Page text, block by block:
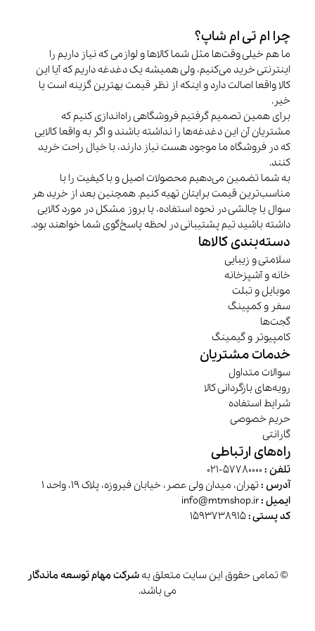
چرا ام تی ام شاپ؟
ما هم خیلی وقت‌ها مثل شما کالاها و لوازمی که نیاز داریم را
اینترنتی خرید می‌کنیم، ولی همیشه یک دغدغه داریم که آیا این
کالا واقعا اصالت دارد و اینکه از نظر قیمت بهترین گزینه است یا
خیر.
برای همین تصمیم گرفتیم فروشگاهی راه‌اندازی کنیم که
مشتریان آن این دغدغه‌ها را نداشته باشند و اگر به واقعا کالایی
که در فروشگاه ما موجود هست نیاز دارند، با خیال راحت خرید
کنند.
به شما تضمین می‌دهیم محصولات اصیل و با کیفیت را با
مناسب‌ترین قیمت برایتان تهیه کنیم. همچنین بعد از خرید هر
سوال یا چالشی در نحوه استفاده، یا بروز مشکل در مورد کالایی
داشته باشید تیم پشتیبانی در لحظه پاسخ‌گوی شما خواهند بود.
دسته‌بندی کالاها
سلامتی و زیبایی
خانه و آشپزخانه
موبایل و تبلت
سفر و کمپینگ
گجت‌ها
کامپیوتر و گیمینگ
خدمات مشتریان
سوالات متداول
رویه‌های بازگردانی کالا
شرایط استفاده
حریم خصوصی
گارانتی
راه‌های ارتباطی
تلفن :
آدرس :تهران، میدان ولی عصر، خیابان فیروزه، پلاک 19، واحد 1
ایمیل :
کد پستی :
© تمامی حقوق این سایت متعلق به شرکت مهام توسعه ماندگار
می باشد.